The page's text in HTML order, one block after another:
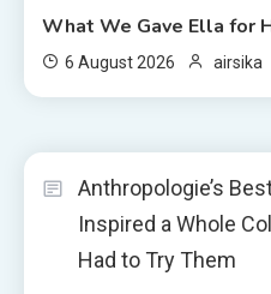
What We Gave Ella for
6 August 2026 airsika
Anthropologie’s
Inspired a Whole
Had to Try Them